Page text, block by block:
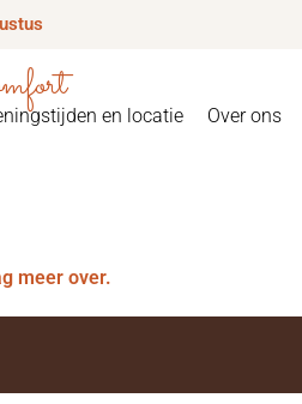
en locatie Over ons
meer over.